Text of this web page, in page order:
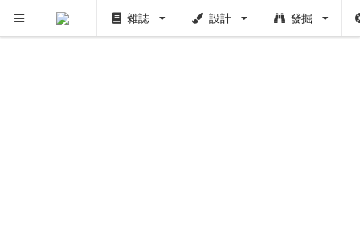
雜誌 設計 發掘